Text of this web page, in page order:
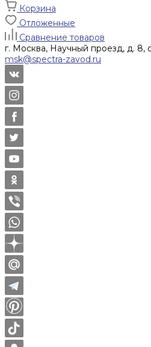
Корзина
Отложенные
Сравнение товаров
г. Москва, Научный проезд, д. 8,
msk@spectra-zavod.ru